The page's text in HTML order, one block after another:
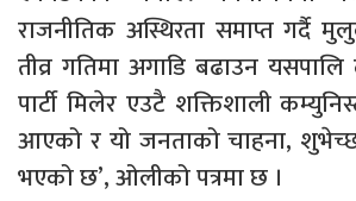
राजनीतिक अस्थिरता समाप्त गर्दै
तीव्र गतिमा अगाडि बढाउन
पार्टी मिलेर एउटै शक्तिशाली
आएको र यो जनताको चाहना,
भएको छ’, ओलीको पत्रमा छ ।